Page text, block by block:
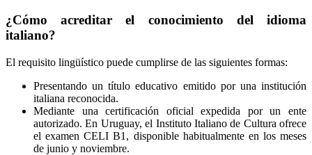
¿Cómo acreditar el conocimiento del idioma
italiano?
El requisito lingüístico puede cumplirse de las siguientes formas:
Presentando un título educativo emitido por una institución
italiana reconocida.
Mediante una certificación oficial expedida por un ente
autorizado. En Uruguay, el Instituto Italiano de Cultura ofrece
el examen CELI B1, disponible habitualmente en los meses
de junio y noviembre.